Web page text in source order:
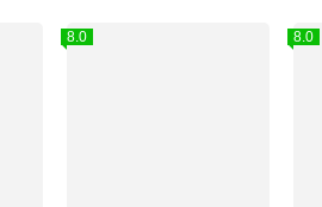
8.0 8.0